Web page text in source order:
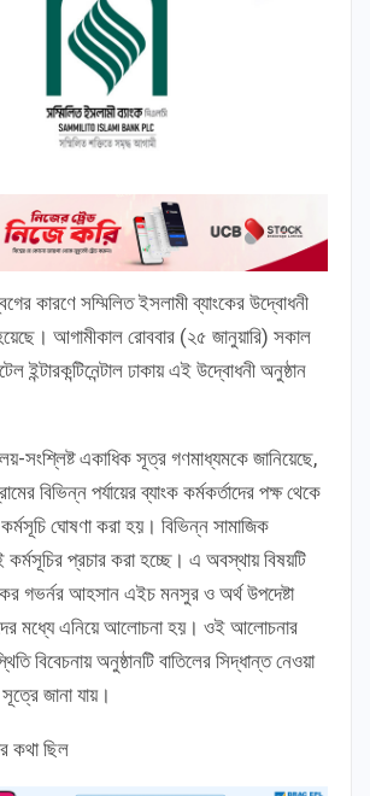
কারণে সম্মিলিত ইসলামী ব্যাংকের উদ্বোধনী
আগামীকাল রোববার (২৫ জানুয়ারি) সকাল
ইন্টারকন্টিনেন্টাল ঢাকায় এই উদ্বোধনী অনুষ্ঠান
সংশ্লিষ্ট একাধিক সূত্র গণমাধ্যমকে জানিয়েছে,
বিভিন্ন পর্যায়ের ব্যাংক কর্মকর্তাদের পক্ষ থেকে
ঘোষণা করা হয়। বিভিন্ন সামাজিক
প্রচার করা হচ্ছে। এ অবস্থায় বিষয়টি
গভর্নর আহসান এইচ মনসুর ও অর্থ উপদেষ্টা
মধ্যে এনিয়ে আলোচনা হয়। ওই আলোচনার
বিবেচনায় অনুষ্ঠানটি বাতিলের সিদ্ধান্ত নেওয়া
জানা যায়।
কথা ছিল